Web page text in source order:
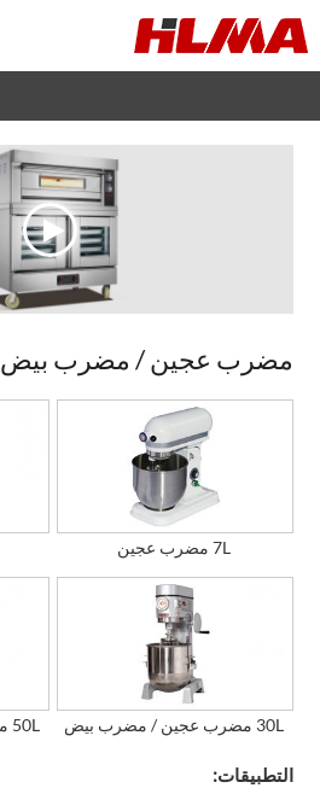
مضرب عجين / مضرب بيض
7L مضرب عجين
30L مضرب عجين / مضرب بيض 50L مضرب عجين / مضرب بيض
التطبيقات: